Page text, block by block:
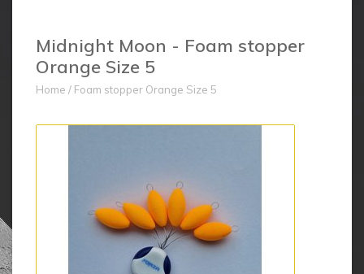
Midnight Moon - Foam stopper
Orange Size 5
Home / Foam stopper Orange Size 5